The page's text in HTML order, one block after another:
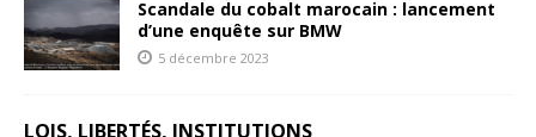
Scandale du cobalt marocain : lancement
d’une enquête sur BMW
5 décembre 2023
LOIS, LIBERTÉS, INSTITUTIONS